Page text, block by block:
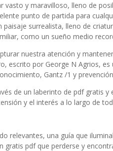
vasto y maravilloso, lleno de
punto de partida para
surrealista, lleno de
como un sueño medio
nuestra atención y
escrito por George N Agrios,
Gantz /1 y
de un laberinto de pdf gratis
y el interés a lo largo de
relevantes, una guía que
gratis pdf que perderse y